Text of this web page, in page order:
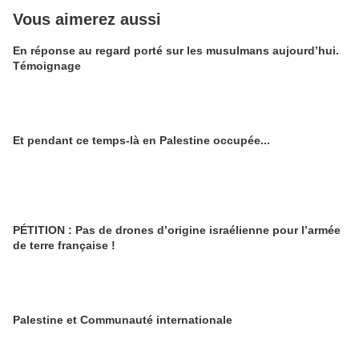
Vous aimerez aussi
En réponse au regard porté sur les musulmans aujourd’hui.
Témoignage
Et pendant ce temps-là en Palestine occupée...
PÉTITION : Pas de drones d’origine israélienne pour l’armée
de terre française !
Palestine et Communauté internationale